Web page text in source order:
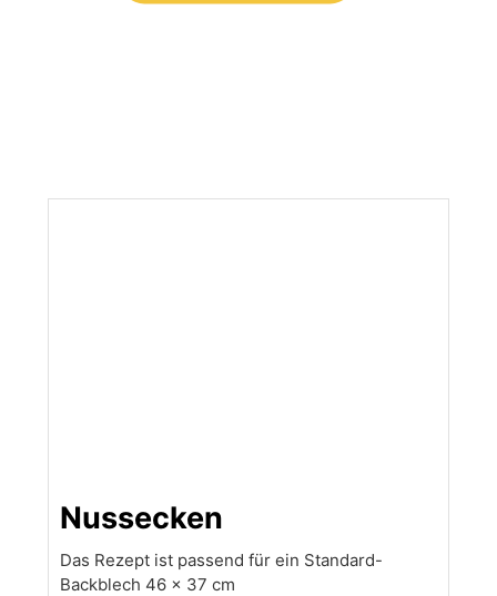
Nussecken
Das Rezept ist passend für ein Standard-
Backblech 46 x 37 cm